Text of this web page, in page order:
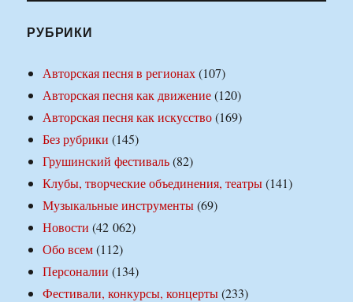
РУБРИКИ
Авторская песня в регионах(107)
Авторская песня как движение(120)
Авторская песня как искусство(169)
Без рубрики (145)
Грушинский фестиваль(82)
Клубы, творческие объединения, театры(141)
Музыкальные инструменты(69)
Новости (42 062)
Обо всем(112)
Персоналии (134)
Фестивали, конкурсы, концерты(233)